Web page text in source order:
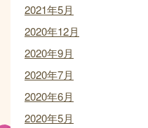
2021年5月
2020年12月
2020年9月
2020年7月
2020年6月
2020年5月